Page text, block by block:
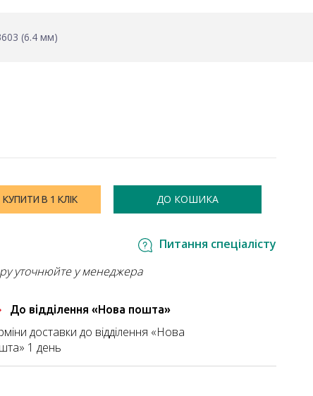
(6.4 мм)
КУПИТИ В 1 КЛІК ДО КОШИКА
Питання спеціалісту
уточнюйте у менеджера
До відділення «Нова пошта»
доставки до відділення «Нова
1 день